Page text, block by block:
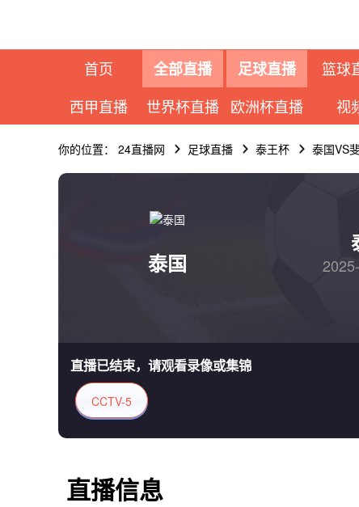
首页 全部直播 足球直播 篮球
西甲直播
世界杯直播 欧洲杯直播 视
你的位置： 24直播网 足球直播 泰王杯 泰国VS
泰国
直播已结束，请观看录像或集锦
CCTV-5
直播信息